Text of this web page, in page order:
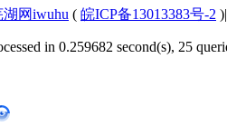
湖网iwuhu ( 皖ICP备13013383号-2 )|
in 0.259682 second(s), 25